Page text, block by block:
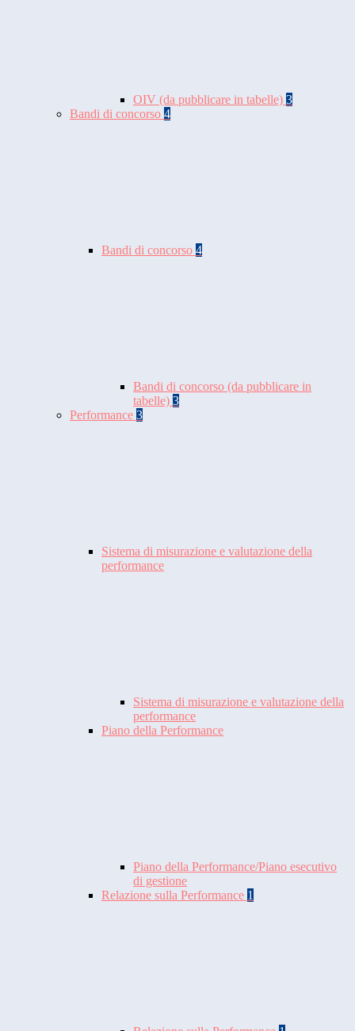
OIV (da pubblicare in tabelle) 3
Bandi di concorso 4
Bandi di concorso 4
Bandi di concorso (da pubblicare in
tabelle) 3
Performance 3
Sistema di misurazione e valutazione della
performance
Sistema di misurazione e valutazione della
performance
Piano della Performance
Piano della Performance/Piano esecutivo
di gestione
Relazione sulla Performance 1